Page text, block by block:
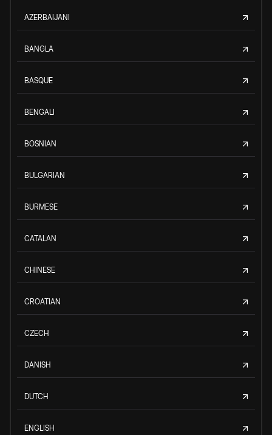
AZERBAIJANI
BANGLA
BASQUE
BENGALI
BOSNIAN
BULGARIAN
BURMESE
CATALAN
CHINESE
CROATIAN
CZECH
DANISH
DUTCH
ENGLISH